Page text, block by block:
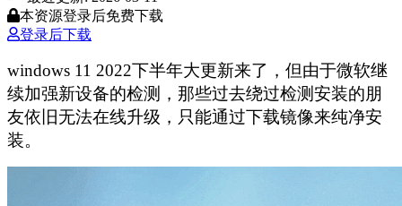
本资源登录后免费下载
登录后下载
windows 11 2022下半年大更新来了，但由于微软继
续加强新设备的检测，那些过去绕过检测安装的朋
友依旧无法在线升级，只能通过下载镜像来纯净安
装。